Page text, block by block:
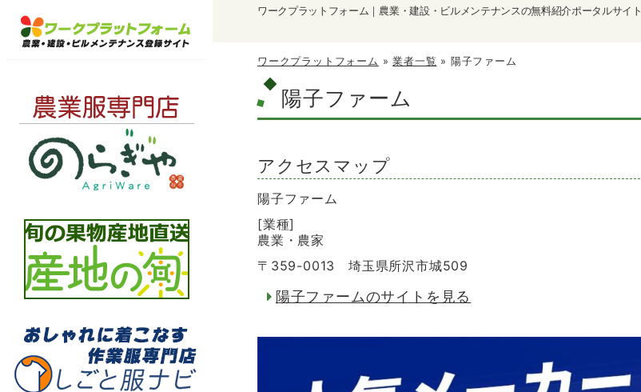
ワークプラットフォーム｜農業・建設・ビルメンテナンスの無料紹介ポータルサイト
ワークプラットフォーム »業者一覧 » 陽子ファーム
陽子ファーム
アクセスマップ
陽子ファーム
[業種]
農業・農家
〒359-0013 埼玉県所沢市城509
陽子ファームのサイトを見る